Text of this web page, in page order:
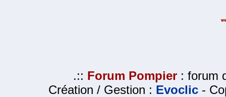
.:: Forum Pompier : forum
Création / Gestion : Evoclic -